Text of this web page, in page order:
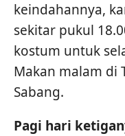
keindahannya,
sekitar pukul
kostum untuk
Makan malam di
Sabang.
Pagi hari